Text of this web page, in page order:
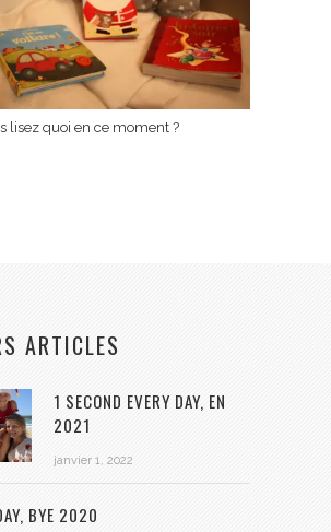
lisez quoi en ce moment ?
ARTICLES
1 SECOND EVERY DAY, EN
2021
janvier 1, 2022
BYE 2020